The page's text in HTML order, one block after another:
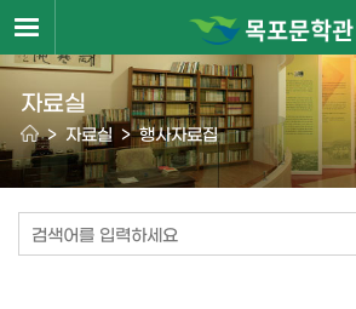
자료실
> 자료실 > 행사자료집
검색어를 입력하세요